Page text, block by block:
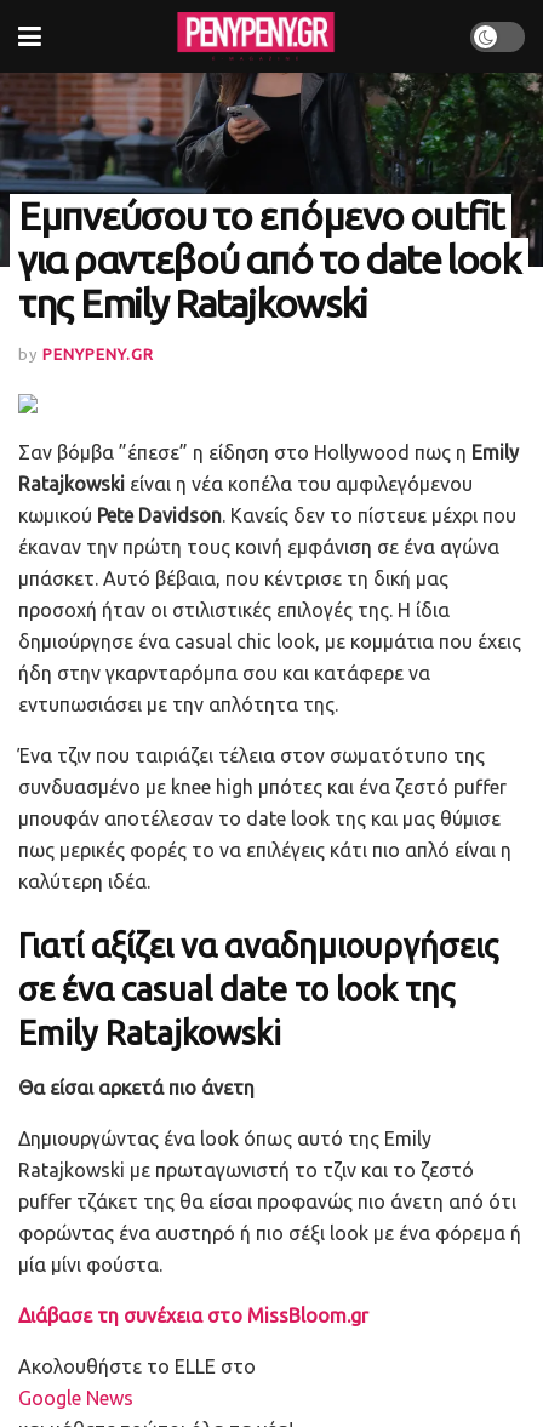
Εμπνεύσου το επόμενο outfit
για ραντεβού από το date look
της Emily Ratajkowski
by PENYPENY.GR
Σαν βόμβα ”έπεσε” η είδηση στο Hollywood πως η Emily
Ratajkowski είναι η νέα κοπέλα του αμφιλεγόμενου
κωμικού Pete Davidson. Κανείς δεν το πίστευε μέχρι που
έκαναν την πρώτη τους κοινή εμφάνιση σε ένα αγώνα
μπάσκετ. Αυτό βέβαια, που κέντρισε τη δική μας
προσοχή ήταν οι στιλιστικές επιλογές της. Η ίδια
δημιούργησε ένα casual chic look, με κομμάτια που έχεις
ήδη στην γκαρνταρόμπα σου και κατάφερε να
εντυπωσιάσει με την απλότητα της.
Ένα τζιν που ταιριάζει τέλεια στον σωματότυπο της
συνδυασμένο με knee high μπότες και ένα ζεστό puffer
μπουφάν αποτέλεσαν το date look της και μας θύμισε
πως μερικές φορές το να επιλέγεις κάτι πιο απλό είναι η
καλύτερη ιδέα.
Γιατί αξίζει να αναδημιουργήσεις
σε ένα casual date το look της
Emily Ratajkowski
Θα είσαι αρκετά πιο άνετη
Δημιουργώντας ένα look όπως αυτό της Emily
Ratajkowski με πρωταγωνιστή το τζιν και το ζεστό
puffer τζάκετ της θα είσαι προφανώς πιο άνετη από ότι
φορώντας ένα αυστηρό ή πιο σέξι look με ένα φόρεμα ή
μία μίνι φούστα.
Διάβασε τη συνέχεια στο MissBloom.gr
Ακολουθήστε το ELLE στο
Google News